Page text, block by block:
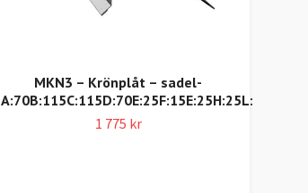
MKN3 – Krönplåt – sadel-
A:70B:115C:115D:70E:25F:15E:25H:25L:2000
1 775 kr